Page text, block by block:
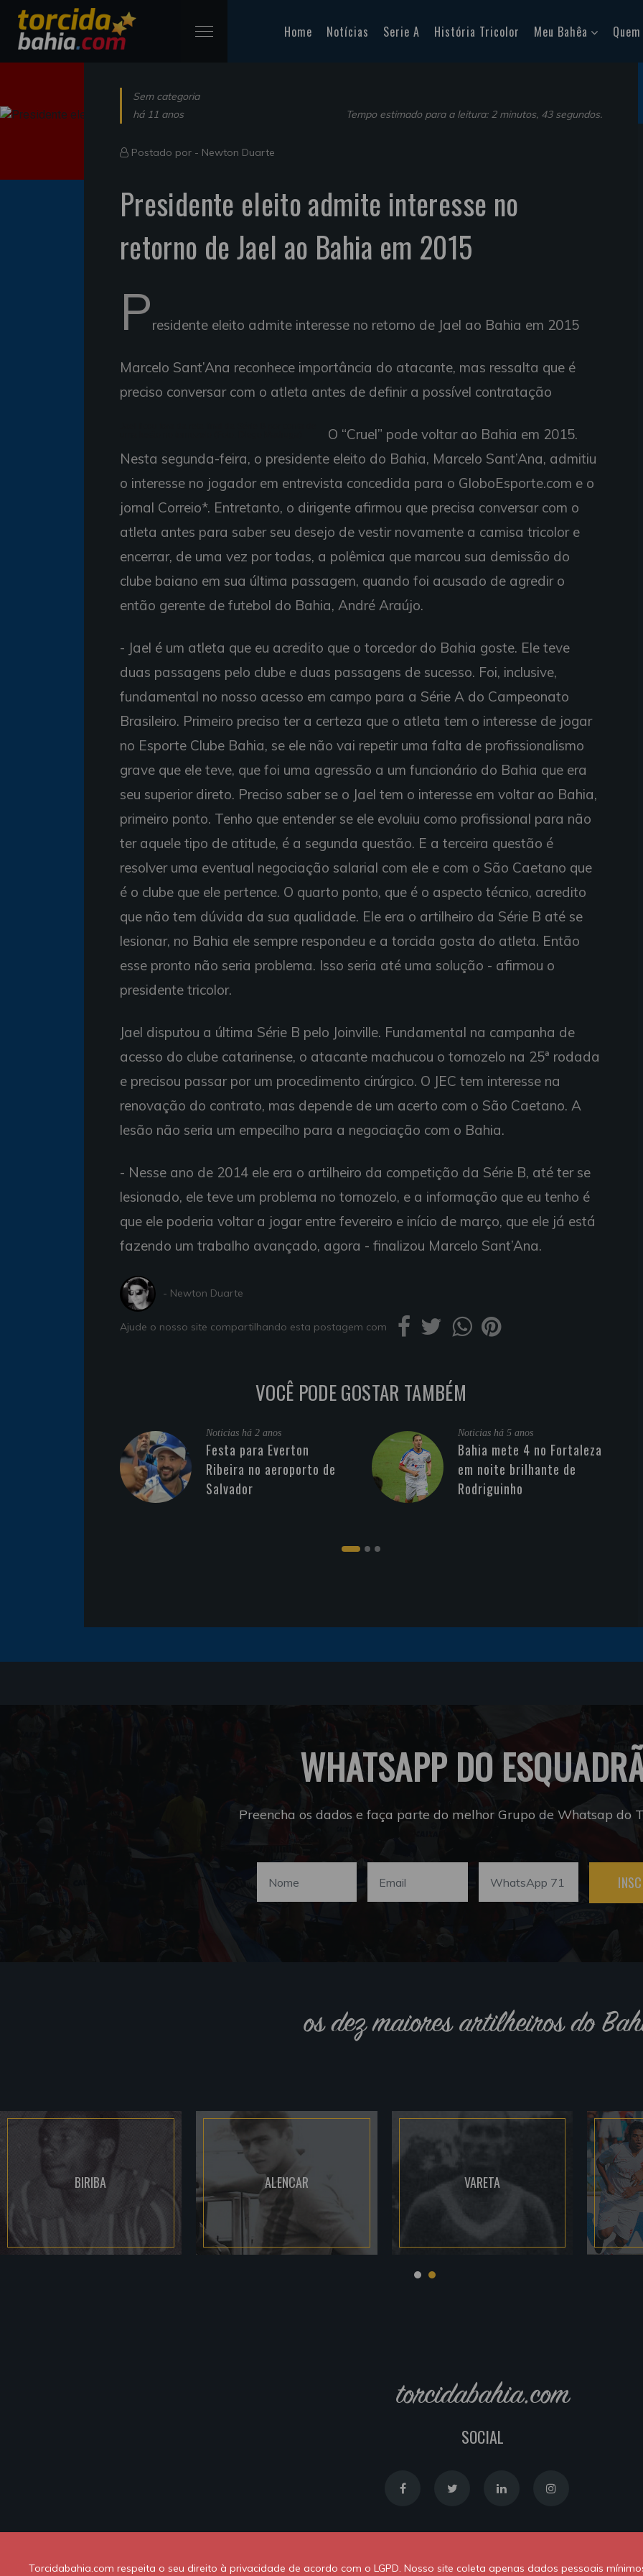
Home Notícias Serie A História Tricolor Meu Bahêa
Sem categoria
há 11 anos
Tempo estimado para a leitura: 2 minutos, 43 segundos.
Postado por - Newton Duarte
Presidente eleito admite interesse no
retorno de Jael ao Bahia em 2015
Presidente eleito admite interesse no retorno de Jael ao Bahia em 2015
Marcelo Sant’Ana reconhece importância do atacante, mas ressalta que é
preciso conversar com o atleta antes de definir a possível contratação
O “Cruel” pode voltar ao Bahia em 2015.
Nesta segunda-feira, o presidente eleito do Bahia, Marcelo Sant’Ana, admitiu
o interesse no jogador em entrevista concedida para o GloboEsporte.com e o
jornal Correio*. Entretanto, o dirigente afirmou que precisa conversar com o
atleta antes para saber seu desejo de vestir novamente a camisa tricolor e
encerrar, de uma vez por todas, a polêmica que marcou sua demissão do
clube baiano em sua última passagem, quando foi acusado de agredir o
então gerente de futebol do Bahia, André Araújo.
- Jael é um atleta que eu acredito que o torcedor do Bahia goste. Ele teve
duas passagens pelo clube e duas passagens de sucesso. Foi, inclusive,
fundamental no nosso acesso em campo para a Série A do Campeonato
Brasileiro. Primeiro preciso ter a certeza que o atleta tem o interesse de jogar
no Esporte Clube Bahia, se ele não vai repetir uma falta de profissionalismo
grave que ele teve, que foi uma agressão a um funcionário do Bahia que era
seu superior direto. Preciso saber se o Jael tem o interesse em voltar ao Bahia,
primeiro ponto. Tenho que entender se ele evoluiu como profissional para não
ter aquele tipo de atitude, é a segunda questão. E a terceira questão é
resolver uma eventual negociação salarial com ele e com o São Caetano que
é o clube que ele pertence. O quarto ponto, que é o aspecto técnico, acredito
que não tem dúvida da sua qualidade. Ele era o artilheiro da Série B até se
lesionar, no Bahia ele sempre respondeu e a torcida gosta do atleta. Então
esse pronto não seria problema. Isso seria até uma solução - afirmou o
presidente tricolor.
Jael disputou a última Série B pelo Joinville. Fundamental na campanha de
acesso do clube catarinense, o atacante machucou o tornozelo na 25ª rodada
e precisou passar por um procedimento cirúrgico. O JEC tem interesse na
renovação do contrato, mas depende de um acerto com o São Caetano. A
lesão não seria um empecilho para a negociação com o Bahia.
- Nesse ano de 2014 ele era o artilheiro da competição da Série B, até ter se
lesionado, ele teve um problema no tornozelo, e a informação que eu tenho é
que ele poderia voltar a jogar entre fevereiro e início de março, que ele já está
fazendo um trabalho avançado, agora - finalizou Marcelo Sant’Ana.
- Newton Duarte
Ajude o nosso site compartilhando esta postagem com
VOCÊ PODE GOSTAR TAMBÉM
Noticias há 2 anos
Festa para Everton
Ribeira no aeroporto de
Salvador
Noticias há 5 anos
Bahia mete 4 no Fortaleza
em noite brilhante de
Rodriguinho
WHATSAPP DO
Preencha os dados e faça parte do melhor Grupo de Whatsap do
os dez maiores artilheiros do
BIRIBA ALENCAR VARETA
torcidabahia.com
SOCIAL
Torcidabahia.com respeita o seu direito à privacidade de acordo com o LGPD. Nosso site coleta apenas dados pessoais